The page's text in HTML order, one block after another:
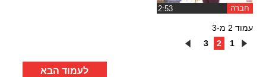
חברה
עמוד 2 מ-3
1
2
3
לעמוד הבא